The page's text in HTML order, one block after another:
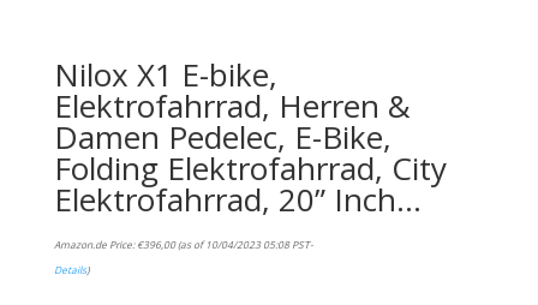
Nilox X1 E-bike,
Elektrofahrrad, Herren &
Damen Pedelec, E-Bike,
Folding Elektrofahrrad, City
Elektrofahrrad, 20” Inch…
Amazon.de Price:€396,00(as of 10/04/2023 05:08 PST-
Details)